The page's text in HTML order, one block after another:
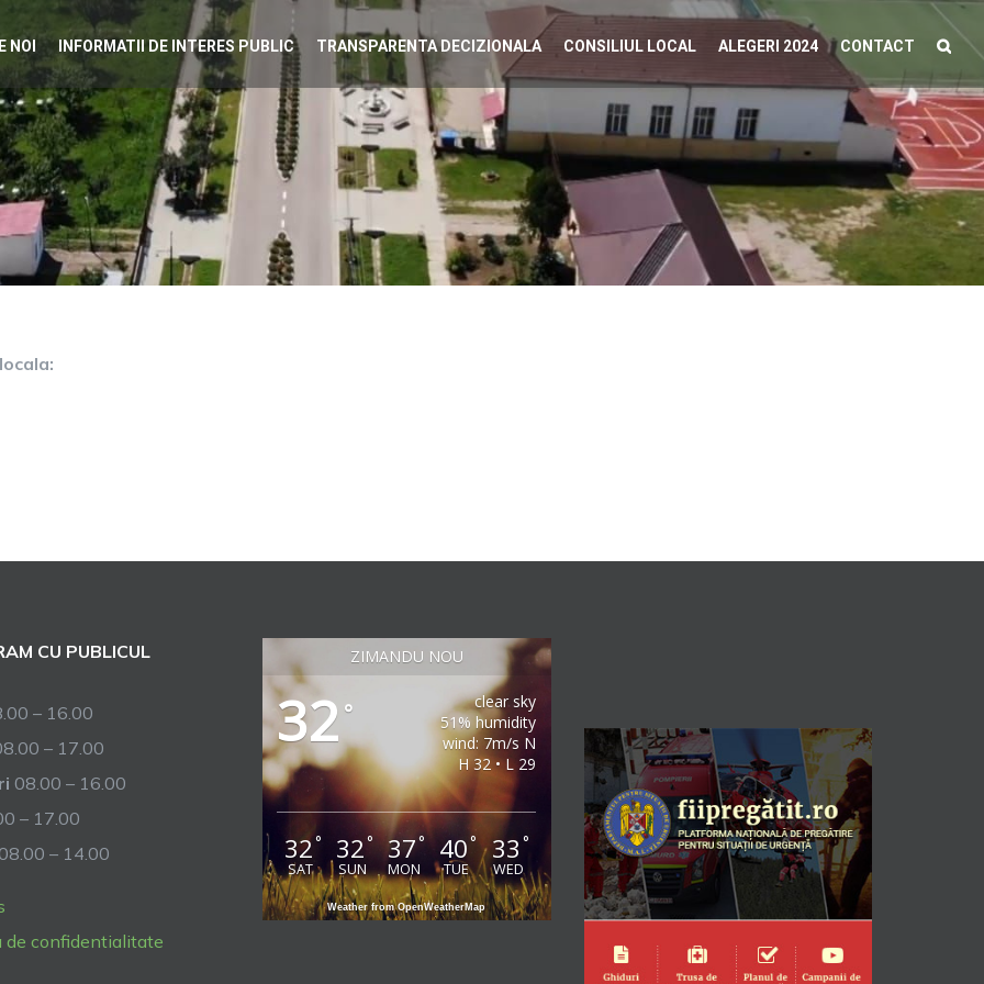
NOI INFORMATII DE INTERES PUBLIC TRANSPARENTA DECIZIONALA CONSILIUL LOCAL ALEGERI 2024 CONTACT
CU PUBLICUL
– 16.00
– 17.00
08.00 – 16.00
– 17.00
08.00 – 14.00
de confidentialitate
ZIMANDU NOU
32 °
clear sky
51% humidity
wind: 7m/s N
H 32 • L 29
32°
SAT
32°
SUN
37°
MON
40°
TUE
33 °
WED
Weather from OpenWeatherMap